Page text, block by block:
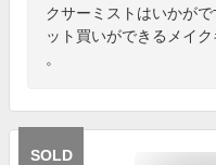
クサーミストはいかが
ット買いができるメイ
。
SOLD